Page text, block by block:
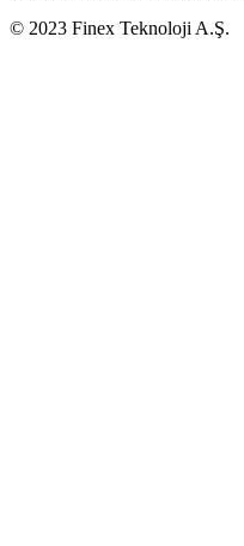
© 2023 Finex Teknoloji A.Ş.